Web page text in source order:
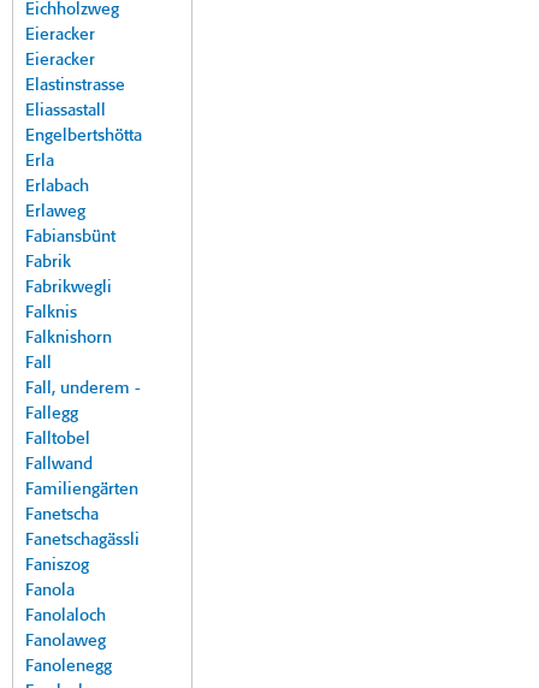
Eichholzweg
Eieracker
Eieracker
Elastinstrasse
Eliassastall
Engelbertshötta
Erla
Erlabach
Erlaweg
Fabiansbünt
Fabrik
Fabrikwegli
Falknis
Falknishorn
Fall
Fall, underem -
Fallegg
Falltobel
Fallwand
Familiengärten
Fanetscha
Fanetschagässli
Faniszog
Fanola
Fanolaloch
Fanolaweg
Fanolenegg